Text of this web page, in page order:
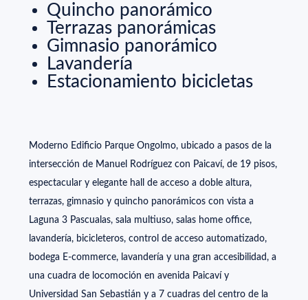
Quincho panorámico
Terrazas panorámicas
Gimnasio panorámico
Lavandería
Estacionamiento bicicletas
Moderno Edificio Parque Ongolmo, ubicado a pasos de la
intersección de Manuel Rodríguez con Paicaví, de 19 pisos,
espectacular y elegante hall de acceso a doble altura,
terrazas, gimnasio y quincho panorámicos con vista a
Laguna 3 Pascualas, sala multiuso, salas home office,
lavandería, bicicleteros, control de acceso automatizado,
bodega E-commerce, lavandería y una gran accesibilidad, a
una cuadra de locomoción en avenida Paicaví y
Universidad San Sebastián y a 7 cuadras del centro de la